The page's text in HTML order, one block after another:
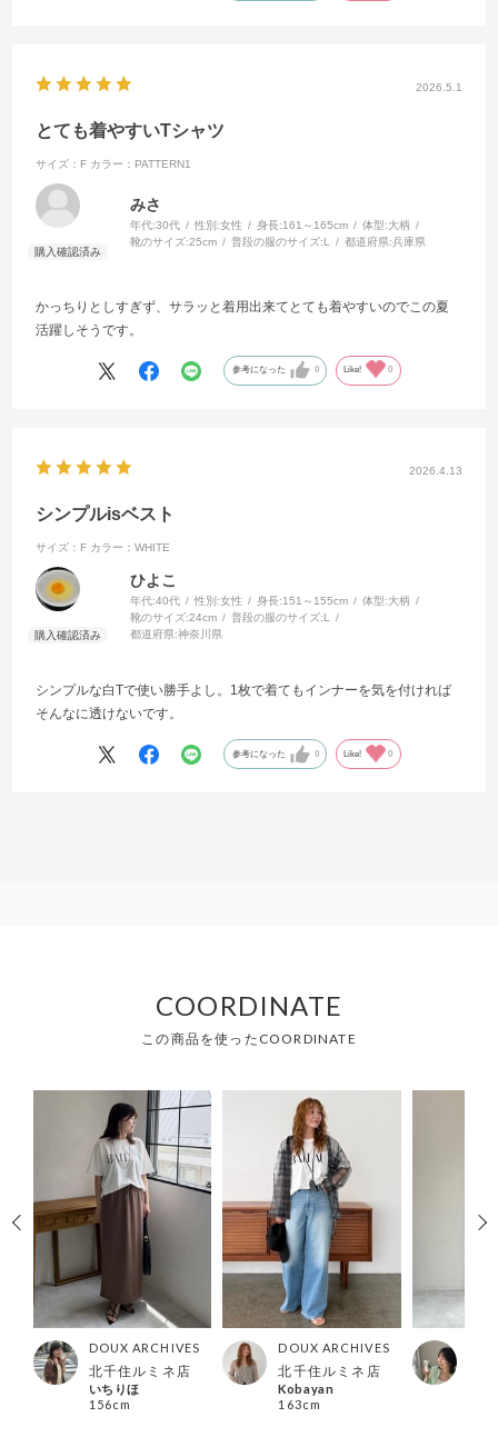
2026.5.1
とても着やすいTシャツ
サイズ：F カラー：PATTERN1
みさ
年代:30代 性別:女性 身長:161～165cm 体型:大柄
靴のサイズ:25cm 普段の服のサイズ:L 都道府県:兵庫県
かっちりとしすぎず、サラッと着用出来てとても着やすいのでこの夏
活躍しそうです。
参考になった 0 Like! 0
2026.4.13
シンプルisベスト
サイズ：F カラー：WHITE
ひよこ
年代:40代 性別:女性 身長:151～155cm 体型:大柄
靴のサイズ:24cm 普段の服のサイズ:L
都道府県:神奈川県
シンプルな白Tで使い勝手よし。1枚で着てもインナーを気を付ければ
そんなに透けないです。
参考になった 0 Like! 0
COORDINATE
この商品を使ったCOORDINATE
DOUX ARCHIVES
北千住ルミネ店
いちりほ
156cm
DOUX ARCHIVES
北千住ルミネ店
Kobayan
163cm